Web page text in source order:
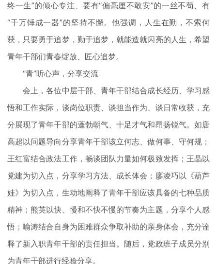
终一生”的倾心专注、要有“偏毫厘不敢安”的一丝不苟、有
“千万锤成一器”的坚持不懈。他强调，人生在勤，不索何
获，只要勇于追梦，勤于追梦，就能造就闪亮的人生，希望
青年干部们青春绽放、匠心追梦。
“青”听心声，分享交流
会上，各位中层干部、青年干部结合成长经历、学习感
悟和工作实际，谈岗位职责、谈担当作为、谈日常收获，充
分展现了青年干部的蓬勃朝气、十足才气和昂扬锐气。如唐
高超以问题导向分享青年干部该立何志、做何事、守何规；
王红富结合政法工作，畅谈团队力量如何极致发挥；王晶以
党建为切入点，分享学习方法、成长体会；廖凌巧以《葫芦
娃》为切入点，生动地阐释了青年干部应该具备的七种品质
精神；熊英以快、慢和不快不慢的节奏为主题，分享个人感
悟；喻涛结合自身为困难群众争取补助的亲身体会，充分诠
释了新入职青年干部的责任担当。随后，党政班子成员分别
为青年干部进行经验分享。